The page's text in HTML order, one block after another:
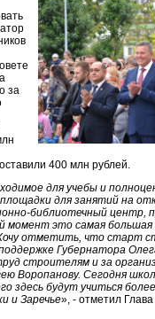
за
400 млн рублей.
для учебы и
для занятий на
библиотечный центр,
момент это самая большая
отметить, что старт
Губернатора
строителям и за
Воропанову. Сегодня
здесь будут учиться
и Заречье», - отметил